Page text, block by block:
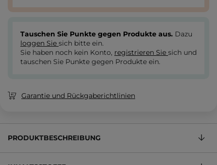
Tauschen Sie Punkte gegen Produkte aus. Dazu
loggen Sie sich bitte ein.
Sie haben noch kein Konto, registrieren Sie sich und
tauschen Sie Punkte gegen Produkte ein.
Garantie und Rückgaberichtlinien
PRODUKTBESCHREIBUNG